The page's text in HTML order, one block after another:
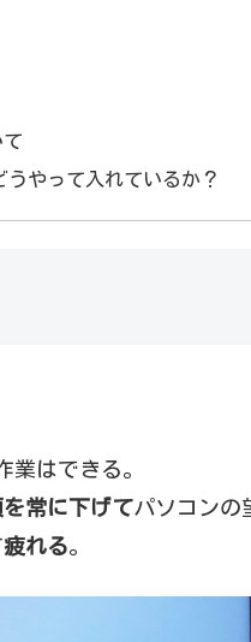
うやって入れているか？
業はできる。
を常に下げてパソコンの
疲れる。